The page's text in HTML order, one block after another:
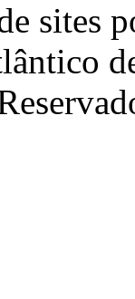
sites